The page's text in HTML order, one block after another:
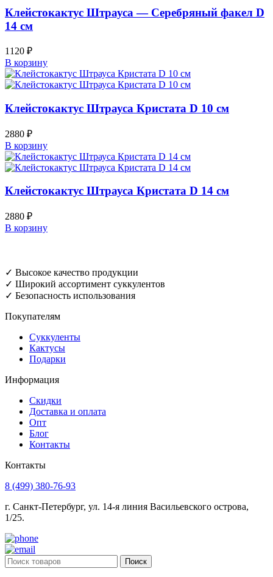
Клейстокактус Штрауса — Серебряный факел D
14 см
1120 ₽
В корзину
Клейстокактус Штрауса Кристата D 10 см
2880 ₽
В корзину
Клейстокактус Штрауса Кристата D 14 см
2880 ₽
В корзину
✓ Высокое качество продукции
✓ Широкий ассортимент суккулентов
✓ Безопасность использования
Покупателям
Суккуленты
Кактусы
Подарки
Информация
Скидки
Доставка и оплата
Опт
Блог
Контакты
Контакты
8 (499) 380-76-93
г. Санкт-Петербург, ул. 14-я линия Васильевского острова,
1/25.
Поиск